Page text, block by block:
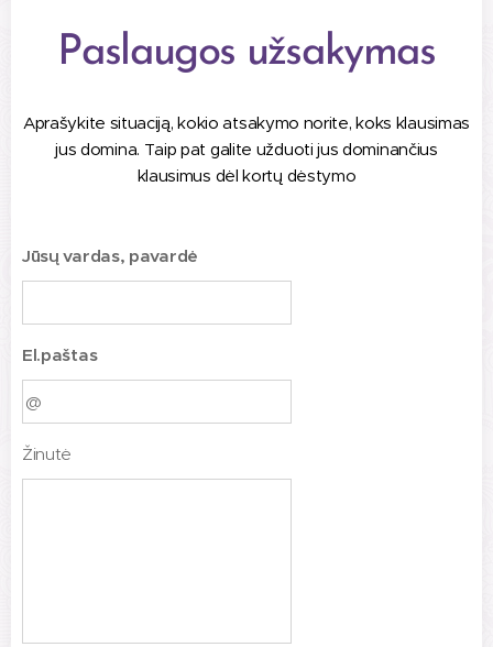
Paslaugos užsakymas
Aprašykite situaciją, kokio atsakymo norite, koks klausimas
jus domina. Taip pat galite užduoti jus dominančius
klausimus dėl kortų dėstymo
Jūsų vardas, pavardė
El.paštas
Žinutė